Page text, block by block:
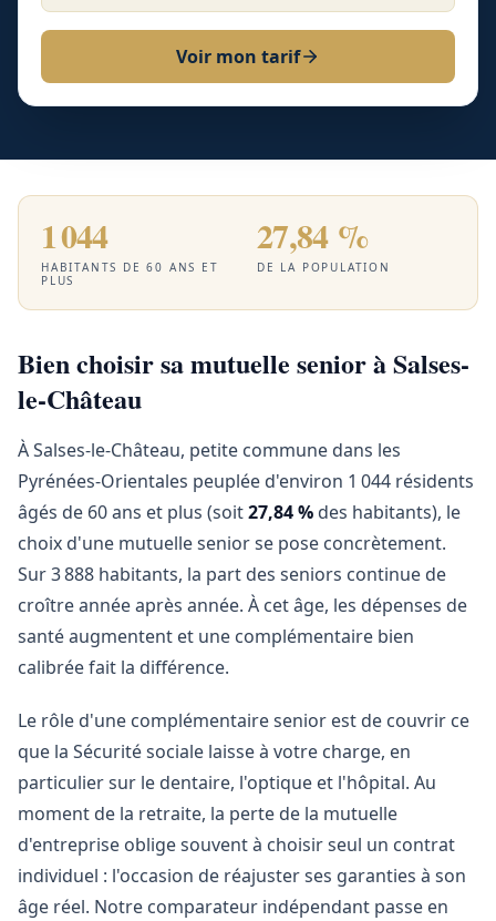
Voir mon tarif
1 044
HABITANTS DE 60 ANS ET
PLUS
27,84 %
DE LA POPULATION
Bien choisir sa mutuelle senior à Salses-
le-Château
À Salses-le-Château, petite commune dans les
Pyrénées-Orientales peuplée d'environ 1 044 résidents
âgés de 60 ans et plus (soit27,84 % des habitants), le
choix d'une mutuelle senior se pose concrètement.
Sur 3 888 habitants, la part des seniors continue de
croître année après année. À cet âge, les dépenses de
santé augmentent et une complémentaire bien
calibrée fait la différence.
Le rôle d'une complémentaire senior est de couvrir ce
que la Sécurité sociale laisse à votre charge, en
particulier sur le dentaire, l'optique et l'hôpital. Au
moment de la retraite, la perte de la mutuelle
d'entreprise oblige souvent à choisir seul un contrat
individuel : l'occasion de réajuster ses garanties à son
âge réel. Notre comparateur indépendant passe en